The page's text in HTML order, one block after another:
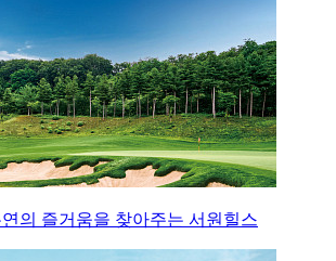
의 즐거움을 찾아주는 서원힐스